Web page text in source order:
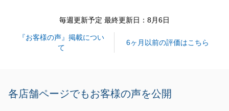
毎週更新予定 最終更新日：8月6日
『お客様の声』掲載につい
て
6ヶ月以前の評価はこちら
各店舗ページでもお客様の声を公開